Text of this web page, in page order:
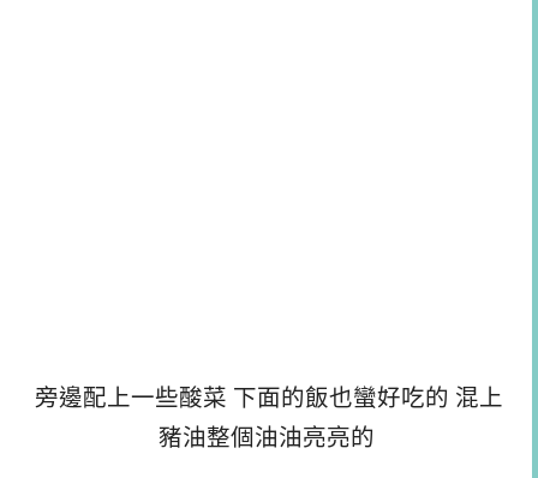
旁邊配上一些酸菜 下面的飯也蠻好吃的 混上
豬油整個油油亮亮的